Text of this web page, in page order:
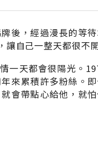
後，經過漫長的等
讓自己一整天都很不
一天都會很陽光。
來累積許多粉絲。
會帶點心給他，就